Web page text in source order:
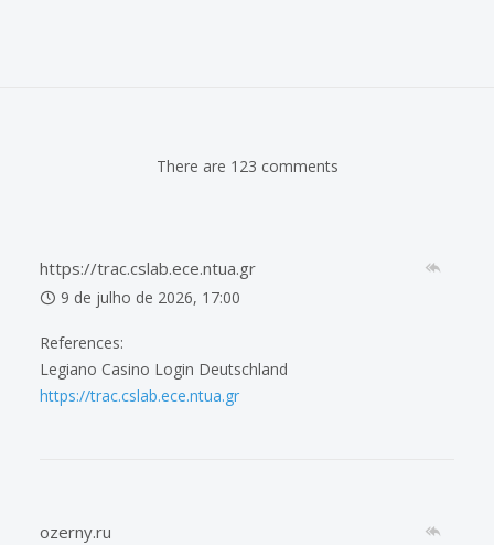
There are 123 comments
https://trac.cslab.ece.ntua.gr
9 de julho de 2026, 17:00
References:
Legiano Casino Login Deutschland
https://trac.cslab.ece.ntua.gr
ozerny.ru